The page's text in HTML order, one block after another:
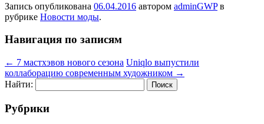
Запись опубликована 06.04.2016 автором adminGWPв
рубрике Новости моды.
Навигация по записям
← 7 мастхэвов нового сезона Uniqlo выпустили
коллаборацию современным художником →
Найти:
Рубрики